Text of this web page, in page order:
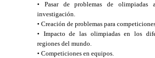
• Pasar de problemas de olimpiadas
investigación.
• Creación de problemas para
• Impacto de las olimpiadas en los
regiones del mundo.
• Competiciones en equipos.